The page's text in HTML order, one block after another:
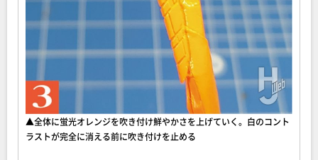
▲全体に蛍光オレンジを吹き付け鮮やかさを上げていく。白のコント
ラストが完全に消える前に吹き付けを止める